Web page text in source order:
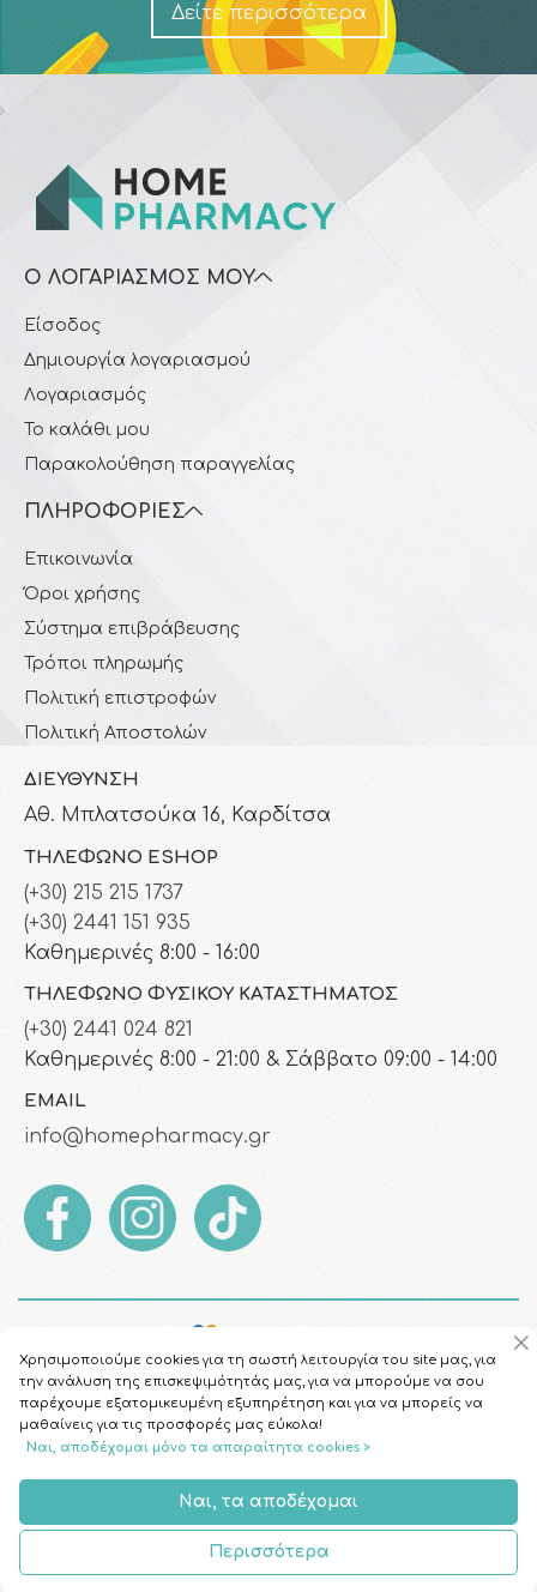
Δείτε περισσότερα
Ο ΛΟΓΑΡΙΑΣΜΌΣ ΜΟΥ
Είσοδος
Δημιουργία λογαριασμού
Λογαριασμός
Το καλάθι μου
Παρακολούθηση παραγγελίας
ΠΛΗΡΟΦΟΡΊΕΣ
Επικοινωνία
Όροι χρήσης
Σύστημα επιβράβευσης
Τρόποι πληρωμής
Πολιτική επιστροφών
Πολιτική Αποστολών
ΔΙΕΎΘΥΝΣΗ
Αθ. Μπλατσούκα 16, Καρδίτσα
ΤΗΛΈΦΩΝΟ ESHOP
(+30) 215 215 1737
(+30) 2441 151 935
Καθημερινές 8:00 - 16:00
ΤΗΛΈΦΩΝΟ ΦΥΣΙΚΟΎ ΚΑΤΑΣΤΉΜΑΤΟΣ
(+30) 2441 024 821
Καθημερινές 8:00 - 21:00 & Σάββατο 09:00 - 14:00
EMAIL
info@homepharmacy.gr
Copyright © 2026 HomePharmacy.gr
Χρησιμοποιούμε cookies για τη σωστή λειτουργία του site μας, για
την ανάλυση της επισκεψιμότητάς μας, για να μπορούμε να σου
παρέχουμε εξατομικευμένη εξυπηρέτηση και για να μπορείς να
μαθαίνεις για τις προσφορές μας εύκολα!
Ναι, αποδέχομαι μόνο τα απαραίτητα cookies >
Ναι, τα αποδέχομαι
Περισσότερα